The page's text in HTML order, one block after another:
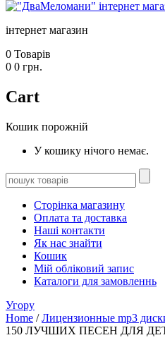
інтернет магазин
0 Товарів
0 0 грн.
Cart
Кошик порожній
У кошику нічого немає.
Сторінка магазину
Оплата та доставка
Наші контакти
Як нас знайти
Кошик
Мій обліковий запис
Каталоги для замовленнь
Угору
Home /Лицензионные mp3
150 ЛУЧШИХ ПЕСЕН ДЛЯ